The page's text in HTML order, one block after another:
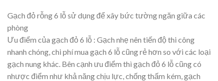
Gạch đỏ rỗng 6 lỗ sử dụng để xây bức tường ngăn giữa các
phòng
Ưu điểm của gạch đỏ 6 lỗ : Gạch nhẹ nên tiến độ thi công
nhanh chóng, chi phí mua gạch 6 lỗ cũng rẻ hơn so với các loại
gạch nung khác. Bên cạnh ưu điểm thì gạch đỏ 6 lỗ cũng có
nhược điểm như khả năng chịu lực, chống thấm kém, gạch